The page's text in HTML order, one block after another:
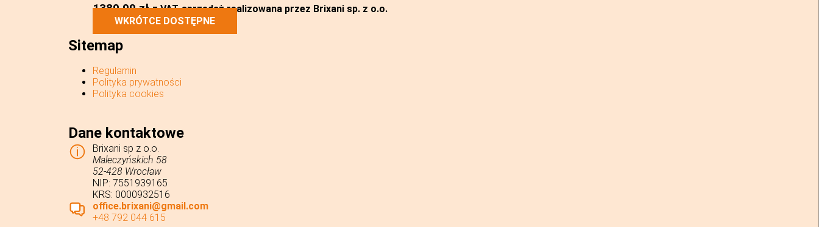
1389,99zł z VAT sprzedaż realizowana przez Brixani sp. z o.o.
WKRÓTCE DOSTĘPNE
Sitemap
Regulamin
Polityka prywatności
Polityka cookies
Dane kontaktowe
Brixani sp z o.o.
Maleczyńskich 58
52-428 Wrocław
NIP: 7551939165
KRS: 0000932516
office.brixani@gmail.com
+48 792 044 615